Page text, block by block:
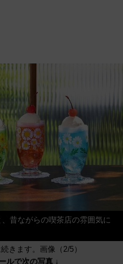
昔ながらの喫茶店の雰囲気に
きます。画像（2/5）
ルで次の写真 ↓